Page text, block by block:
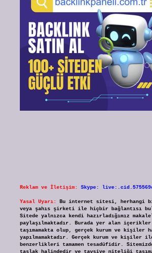
Reklam ve İletişim: Skype:
Yasal Uyarı:
Bu internet sitesi, herhangi
veya şahıs şirketi ile hiçbir bağlantısı
Sitede yalnızca kendi hazırladığımız
paylaşılmaktadır. Burada yer alan
taşımamakta olup, gerçek kurum ve kişiler
yapılmamaktadır. Gerçek kurum ve kişiler
benzerlikleri tamamen tesadüfidir.